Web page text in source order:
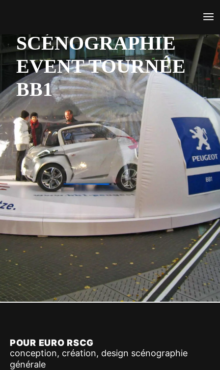
SCÉNOGRAPHIE
EVENT TOURNÉE
BB1
POUR EURO RSCG
conception, création, design scénographie
générale